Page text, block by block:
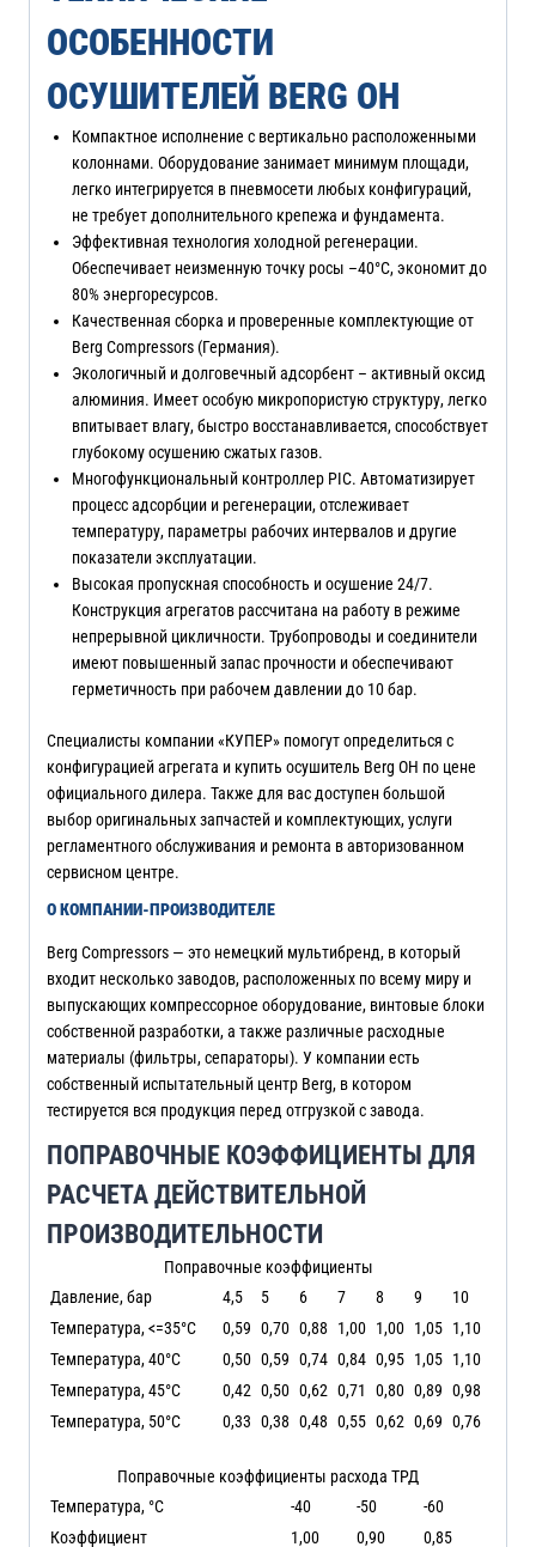
ОСОБЕННОСТИ
ОСУШИТЕЛЕЙ BERG OH
Компактное исполнение с вертикально расположенными
колоннами. Оборудование занимает минимум площади,
легко интегрируется в пневмосети любых конфигураций,
не требует дополнительного крепежа и фундамента.
Эффективная технология холодной регенерации.
Обеспечивает неизменную точку росы –40°C, экономит до
80% энергоресурсов.
Качественная сборка и проверенные комплектующие от
Berg Compressors (Германия).
Экологичный и долговечный адсорбент – активный оксид
алюминия. Имеет особую микропористую структуру, легко
впитывает влагу, быстро восстанавливается, способствует
глубокому осушению сжатых газов.
Многофункциональный контроллер PIC. Автоматизирует
процесс адсорбции и регенерации, отслеживает
температуру, параметры рабочих интервалов и другие
показатели эксплуатации.
Высокая пропускная способность и осушение 24/7.
Конструкция агрегатов рассчитана на работу в режиме
непрерывной цикличности. Трубопроводы и соединители
имеют повышенный запас прочности и обеспечивают
герметичность при рабочем давлении до 10 бар.
Специалисты компании «КУПЕР» помогут определиться с
конфигурацией агрегата и купить осушитель Berg OH по цене
официального дилера. Также для вас доступен большой
выбор оригинальных запчастей и комплектующих, услуги
регламентного обслуживания и ремонта в авторизованном
сервисном центре.
О КОМПАНИИ-ПРОИЗВОДИТЕЛЕ
Berg Compressors — это немецкий мультибренд, в который
входит несколько заводов, расположенных по всему миру и
выпускающих компрессорное оборудование, винтовые блоки
собственной разработки, а также различные расходные
материалы (фильтры, сепараторы). У компании есть
собственный испытательный центр Berg, в котором
тестируется вся продукция перед отгрузкой с завода.
ПОПРАВОЧНЫЕ КОЭФФИЦИЕНТЫ ДЛЯ
РАСЧЕТА ДЕЙСТВИТЕЛЬНОЙ
ПРОИЗВОДИТЕЛЬНОСТИ
Поправочные коэффициенты
Давление, бар
4,5 5 6 7 8 9
10
Температура, <=35°C
0,59 0,70 0,88 1,00 1,00 1,05 1,10
Температура, 40°C
0,50 0,59 0,74 0,84 0,95 1,05 1,10
Температура, 45°C
0,42 0,50 0,62 0,71 0,80 0,89 0,98
Температура, 50°C
0,33 0,38 0,48 0,55 0,62 0,69 0,76
Поправочные коэффициенты расхода ТРД
Температура, °C
-40 -50
-60
Коэффициент
1,00 0,90 0,85